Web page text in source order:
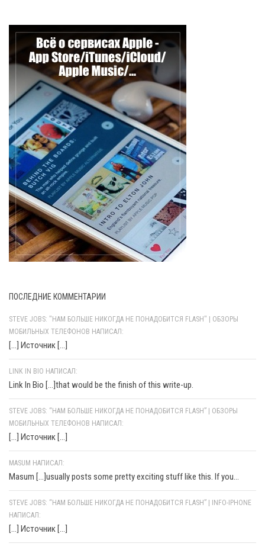
ПОСЛЕДНИЕ КОММЕНТАРИИ
STEVE JOBS: "НАМ БОЛЬШЕ НИКОГДА НЕ ПОНАДОБИТСЯ FLASH" | ОБЗОРЫ
МОБИЛЬНЫХ ТЕЛЕФОНОВ НАПИСАЛ:
[…] Источник […]
LINK IN BIO НАПИСАЛ:
Link In Bio [...]that would be the finish of this write-up.
STEVE JOBS: “НАМ БОЛЬШЕ НИКОГДА НЕ ПОНАДОБИТСЯ FLASH” | ОБЗОРЫ
МОБИЛЬНЫХ ТЕЛЕФОНОВ НАПИСАЛ:
[…] Источник […]
MASUM НАПИСАЛ:
Masum [...]usually posts some pretty exciting stuff like this. If you...
STEVE JOBS: “НАМ БОЛЬШЕ НИКОГДА НЕ ПОНАДОБИТСЯ FLASH” | INFO-IPHONE
НАПИСАЛ:
[…] Источник […]